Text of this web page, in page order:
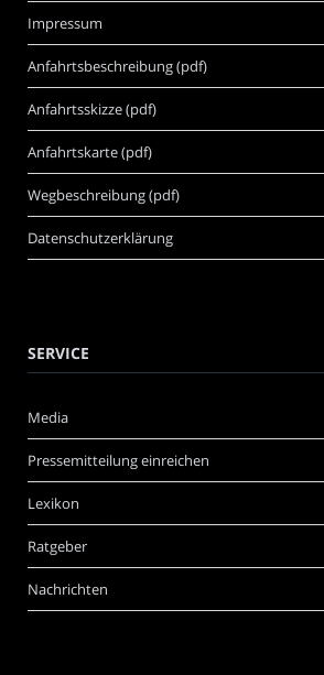
Impressum
Anfahrtsbeschreibung (pdf)
Anfahrtsskizze (pdf)
Anfahrtskarte (pdf)
Wegbeschreibung (pdf)
Datenschutzerklärung
SERVICE
Media
Pressemitteilung einreichen
Lexikon
Ratgeber
Nachrichten